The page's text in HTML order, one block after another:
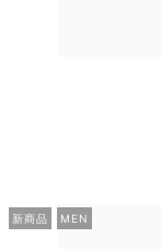
新商品 MEN